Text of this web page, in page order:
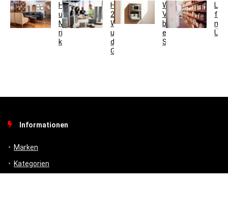
Holzfarben
und
Möbel
richtig
kombinieren
Hausmeisterservice
2.0:
Werkzeugkoffer
und
digitales
Gebäudemanagement
Welche
Vorteile
bietet
ein
Schlüsseltresor?
für
Informationen
Marken
Kategorien